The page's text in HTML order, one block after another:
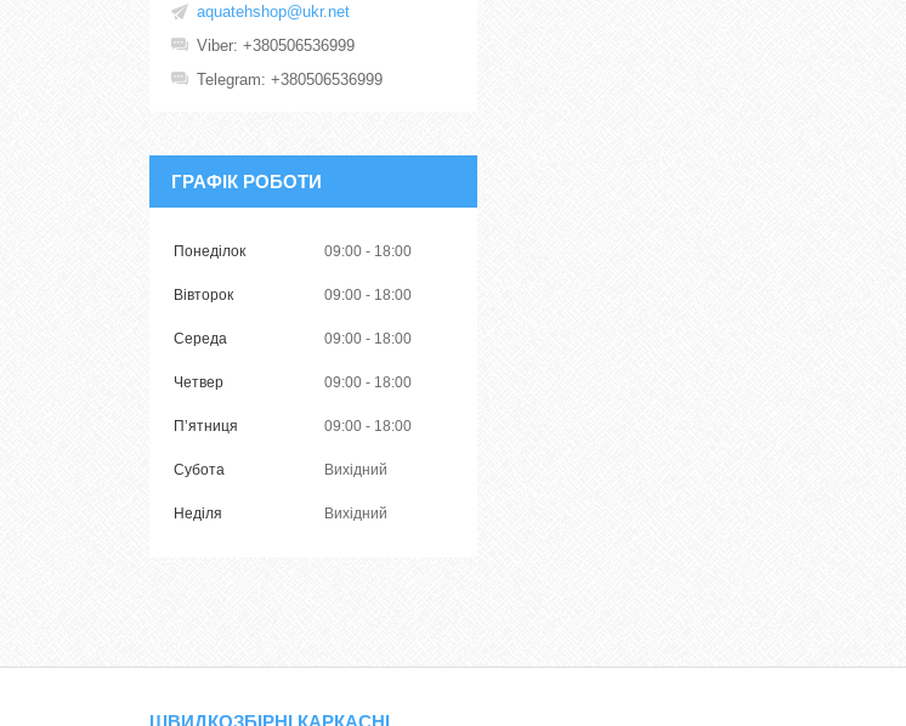
aquatehshop@ukr.net
Viber +380506536999
Telegram +380506536999
ГРАФІК РОБОТИ
Понеділок 09:00 18:00
Вівторок 09:00 18:00
Середа 09:00 18:00
Четвер 09:00 18:00
Пʼятниця 09:00 18:00
Субота Вихідний
Неділя Вихідний
ШВИДКОЗБІРНІ КАРКАСНІ